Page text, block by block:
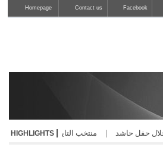
Homepage Contact us Facebook
HIGHLIGHTS |
منتخب التايكواندو إلى "بطولة الحسن" | حاشد